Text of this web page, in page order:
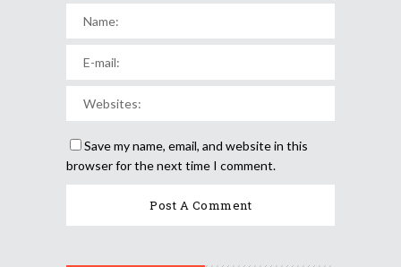
Save my name, email, and website in this
browser for the next time I comment.